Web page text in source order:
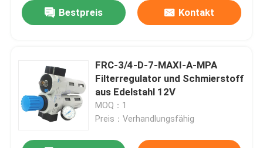
Bestpreis Kontakt
FRC-3/4-D-7-MAXI-A-MPA
Filterregulator und Schmierstoff
aus Edelstahl 12V
MOQ：1
Preis：Verhandlungsfähig